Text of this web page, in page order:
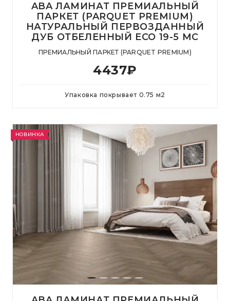
ABA ЛАМИНАТ ПРЕМИАЛЬНЫЙ
ПАРКЕТ (PARQUET PREMIUM)
НАТУРАЛЬНЫЙ ПЕРВОЗДАННЫЙ
ДУБ ОТБЕЛЕННЫЙ ECO 19-5 MC
ПРЕМИАЛЬНЫЙ ПАРКЕТ (PARQUET PREMIUM)
4437₽
Упаковка покрывает 0.75 м2
НОВИНКА